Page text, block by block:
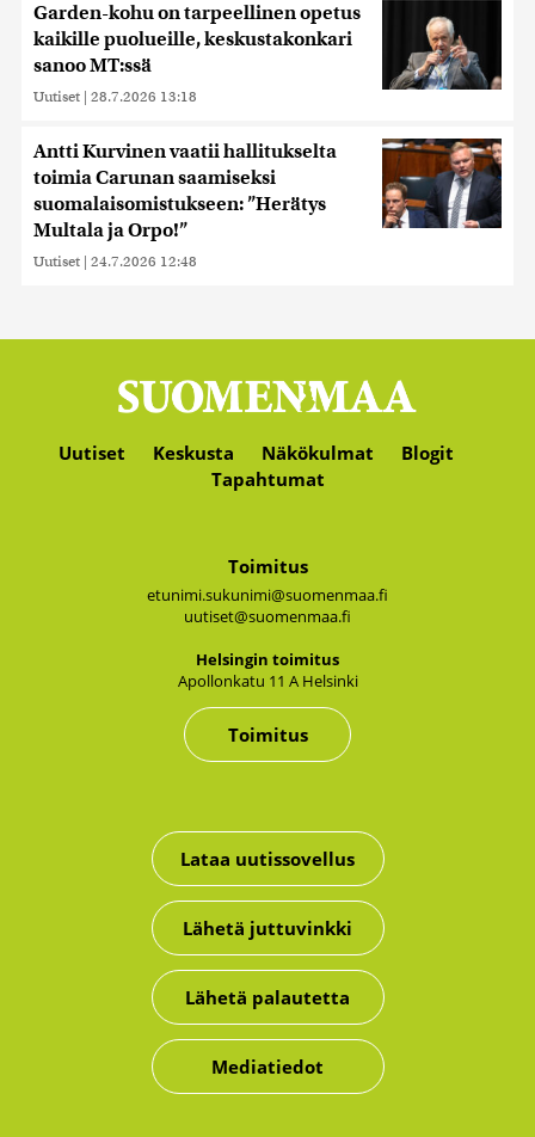
Garden-kohu on tarpeellinen opetus
kaikille puolueille, keskustakonkari
sanoo MT:ssä
Uutiset | 28.7.2026 13:18
Antti Kurvinen vaatii hallitukselta
toimia Carunan saamiseksi
suomalaisomistukseen: ”Herätys
Multala ja Orpo!”
Uutiset | 24.7.2026 12:48
Uutiset Keskusta Näkökulmat
Blogit
Tapahtumat
Toimitus
etunimi.sukunimi@suomenmaa.fi
uutiset@suomenmaa.fi
Hel­sin­gin toi­mi­tus
Apol­lon­ka­tu 11 A Hel­sin­ki
Toimitus
Lataa uutissovellus
Lähetä juttuvinkki
Lähetä palautetta
Mediatiedot